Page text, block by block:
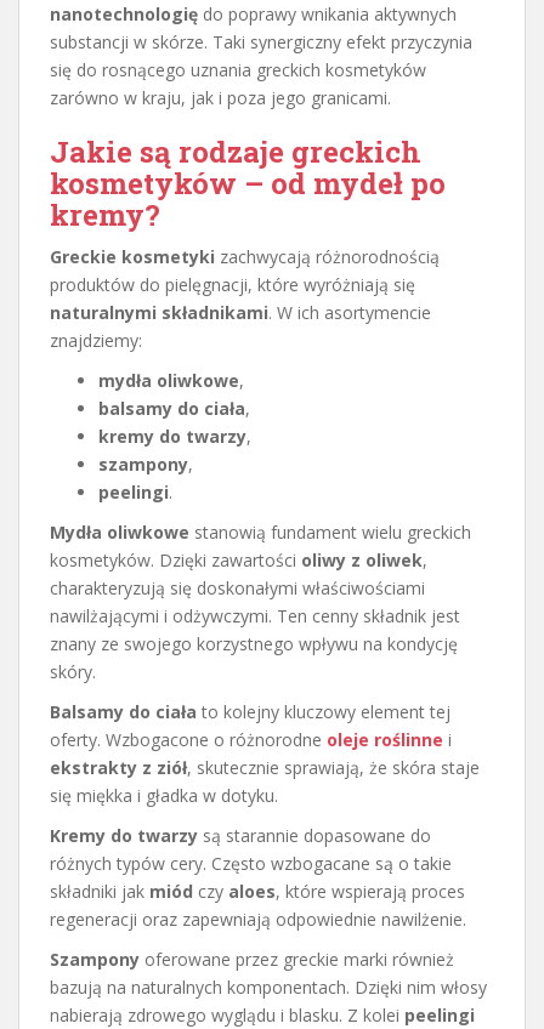
nanotechnologię do poprawy wnikania aktywnych
substancji w skórze. Taki synergiczny efekt przyczynia
się do rosnącego uznania greckich kosmetyków
zarówno w kraju, jak i poza jego granicami.
Jakie są rodzaje greckich
kosmetyków – od mydeł po
kremy?
Greckie kosmetyki zachwycają różnorodnością
produktów do pielęgnacji, które wyróżniają się
naturalnymi składnikami. W ich asortymencie
znajdziemy:
mydła oliwkowe,
balsamy do ciała,
kremy do twarzy,
szampony,
peelingi.
Mydła oliwkowe stanowią fundament wielu greckich
kosmetyków. Dzięki zawartości oliwy z oliwek,
charakteryzują się doskonałymi właściwościami
nawilżającymi i odżywczymi. Ten cenny składnik jest
znany ze swojego korzystnego wpływu na kondycję
skóry.
Balsamy do ciała to kolejny kluczowy element tej
oferty. Wzbogacone o różnorodne oleje roślinne i
ekstrakty z ziół, skutecznie sprawiają, że skóra staje
się miękka i gładka w dotyku.
Kremy do twarzy są starannie dopasowane do
różnych typów cery. Często wzbogacane są o takie
składniki jak miód czy aloes, które wspierają proces
regeneracji oraz zapewniają odpowiednie nawilżenie.
Szampony oferowane przez greckie marki również
bazują na naturalnych komponentach. Dzięki nim włosy
nabierają zdrowego wyglądu i blasku. Z kolei peelingi